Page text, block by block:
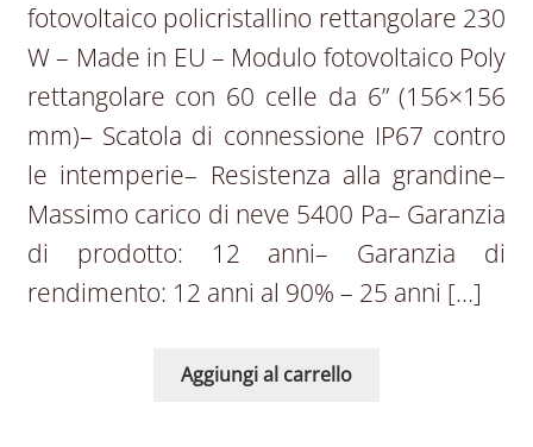
fotovoltaico policristallino rettangolare 230
W – Made in EU – Modulo fotovoltaico Poly
rettangolare con 60 celle da 6” (156×156
mm)– Scatola di connessione IP67 contro
le intemperie– Resistenza alla grandine–
Massimo carico di neve 5400 Pa– Garanzia
di prodotto: 12 anni– Garanzia di
rendimento: 12 anni al 90% – 25 anni […]
Aggiungi al carrello